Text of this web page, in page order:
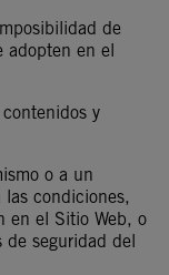
de
adopten en el
y
o a un
condiciones,
en el Sitio Web, o
de seguridad del